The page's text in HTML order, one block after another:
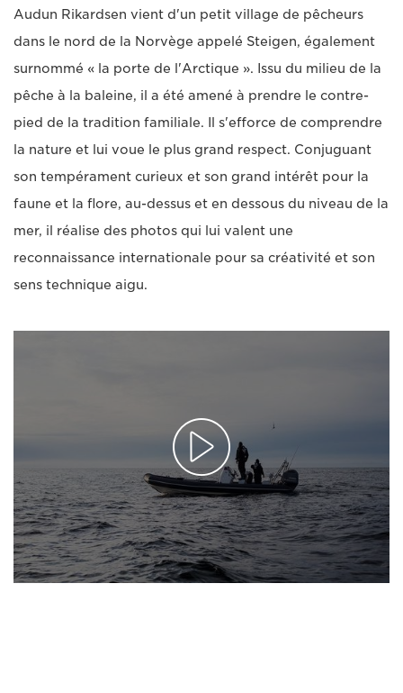
Audun Rikardsen vient d'un petit village de pêcheurs
dans le nord de la Norvège appelé Steigen, également
surnommé « la porte de l'Arctique ». Issu du milieu de la
pêche à la baleine, il a été amené à prendre le contre-
pied de la tradition familiale. Il s'efforce de comprendre
la nature et lui voue le plus grand respect. Conjuguant
son tempérament curieux et son grand intérêt pour la
faune et la flore, au-dessus et en dessous du niveau de la
mer, il réalise des photos qui lui valent une
reconnaissance internationale pour sa créativité et son
sens technique aigu.